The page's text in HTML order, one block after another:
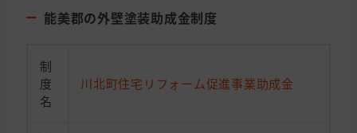
能美郡の外壁塗装助成金制度
制
度
名
川北町住宅リフォーム促進事業助成金